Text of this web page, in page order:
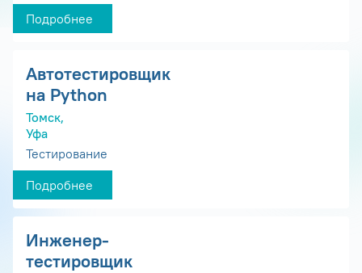
Подробнее
Автотестировщик
на Python
Томск,
Уфа
Тестирование
Подробнее
Инженер-
тестировщик